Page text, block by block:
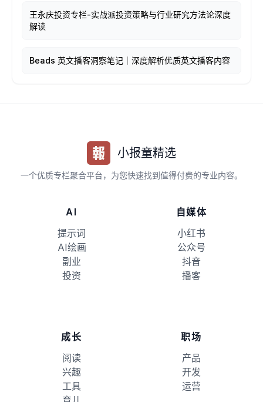
王永庆投资专栏-实战派投资策略与行业研究方法论深度
解读
Beads 英文播客洞察笔记｜深度解析优质英文播客内容
小报童精选
一个优质专栏聚合平台，为您快速找到值得付费的专业内容。
AI
提示词
AI绘画
副业
投资
自媒体
小红书
公众号
抖音
播客
成长
阅读
兴趣
工具
职场
产品
开发
运营